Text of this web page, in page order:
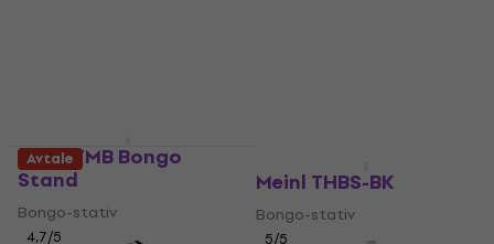
Meinl TMB Bongo
Stand
Bongo-stativ
4,7/5
Meinl THBS-BK
Bongo-stativ
5/5
Avtale